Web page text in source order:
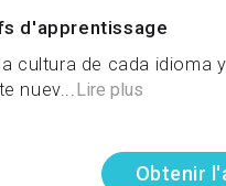
d'apprentissage
cultura de cada idioma y
nuev...Lire plus
Obtenir